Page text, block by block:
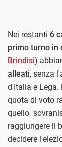
Nei restanti 6
primo turno in
Brindisi)
alleati, senza
d'Italia e Lega.
quota di voto
quello
raggiungere il
decidere